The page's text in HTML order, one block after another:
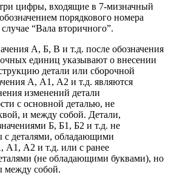
цифры, входящие в 7-мизначный
порядкового номера
“Вала вторичного”.
А, Б, В и т.д. после обозначения
единиц указывают о внесении
детали или сборочной
А, А1, А2 и т.д. являются
изменений детали
с основной деталью, не
и между собой. Детали,
Б, Б1, Б2 и т.д. не
с деталями, обладающими
А1, А2 и т.д. или с ранее
(не обладающими буквами), но
между собой.